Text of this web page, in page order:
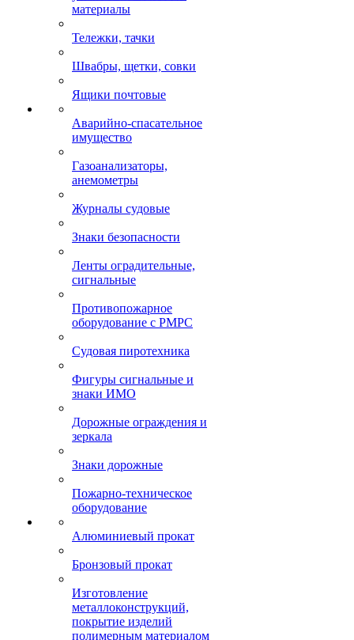
материалы
Тележки, тачки
Швабры, щетки, совки
Ящики почтовые
Аварийно-спасательное
имущество
Газоанализаторы,
анемометры
Журналы судовые
Знаки безопасности
Ленты оградительные,
сигнальные
Противопожарное
оборудование с РМРС
Судовая пиротехника
Фигуры сигнальные и
знаки ИМО
Дорожные ограждения и
зеркала
Знаки дорожные
Пожарно-техническое
оборудование
Алюминиевый прокат
Бронзовый прокат
Изготовление
металлоконструкций,
покрытие изделий
полимерным материалом